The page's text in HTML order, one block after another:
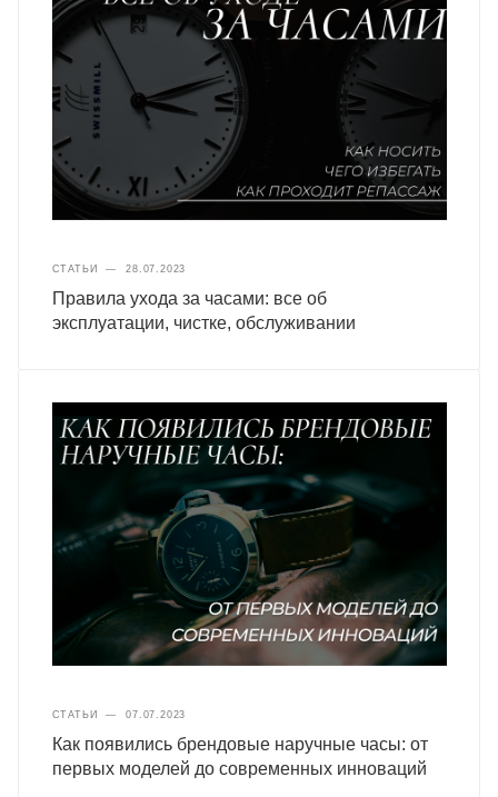
СТАТЬИ — 28.07.2023
Правила ухода за часами: все об
эксплуатации, чистке, обслуживании
СТАТЬИ — 07.07.2023
Как появились брендовые наручные часы: от
первых моделей до современных инноваций